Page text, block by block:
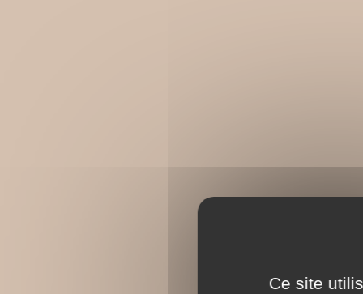
Ce site